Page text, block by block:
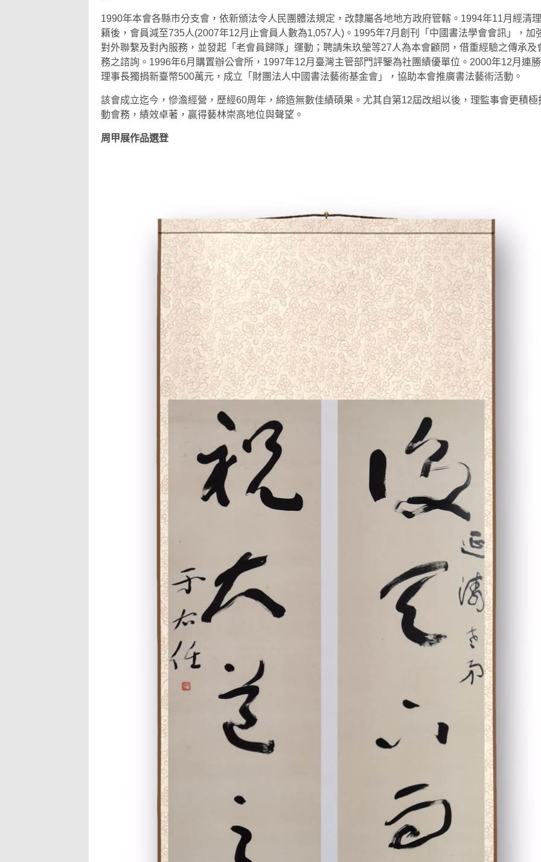
1990年本會各縣市分支會，依新頒法令人民團體法規定，改隸屬各地地方政府管轄。1994年11月經清
籍後，會員減至735人(2007年12月止會員人數為1,057人)。1995年7月創刊「中國書法學會會訊」，加
對外聯繫及對內服務，並發起「老會員歸隊」運動；聘請朱玖瑩等27人為本會顧問，借重經驗之傳承及
務之諮詢。1996年6月購置辦公會所，1997年12月臺灣主管部門評鑒為社團績優單位。2000年12月連
理事長獨捐新臺幣500萬元，成立「財團法人中國書法藝術基金會」，協助本會推廣書法藝術活動。
該會成立迄今，慘澹經營，歷經60周年，締造無數佳績碩果。尤其自第12屆改組以後，理監事會更積極
動會務，績效卓著，贏得藝林崇高地位與聲望。
周甲展作品選登